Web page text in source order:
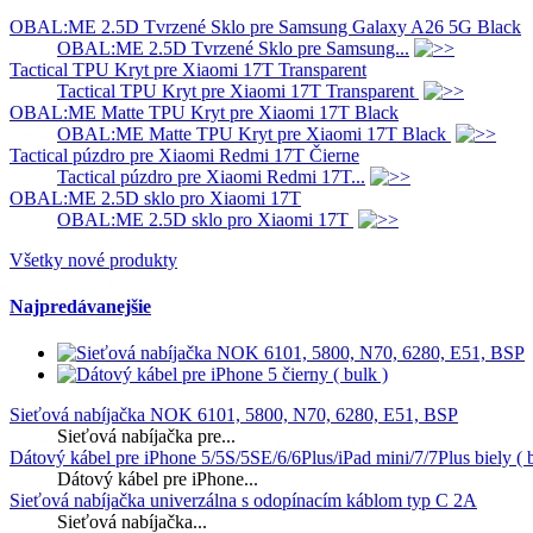
OBAL:ME 2.5D Tvrzené Sklo pre Samsung Galaxy A26 5G Black
OBAL:ME 2.5D Tvrzené Sklo pre Samsung...
Tactical TPU Kryt pre Xiaomi 17T Transparent
Tactical TPU Kryt pre Xiaomi 17T Transparent
OBAL:ME Matte TPU Kryt pre Xiaomi 17T Black
OBAL:ME Matte TPU Kryt pre Xiaomi 17T Black
Tactical púzdro pre Xiaomi Redmi 17T Čierne
Tactical púzdro pre Xiaomi Redmi 17T...
OBAL:ME 2.5D sklo pro Xiaomi 17T
OBAL:ME 2.5D sklo pro Xiaomi 17T
Všetky nové produkty
Najpredávanejšie
Sieťová nabíjačka NOK 6101, 5800, N70, 6280, E51, BSP
Sieťová nabíjačka pre...
Dátový kábel pre iPhone 5/5S/5SE/6/6Plus/iPad mini/7/7Plus biely (
Dátový kábel pre iPhone...
Sieťová nabíjačka univerzálna s odopínacím káblom typ C 2A
Sieťová nabíjačka...